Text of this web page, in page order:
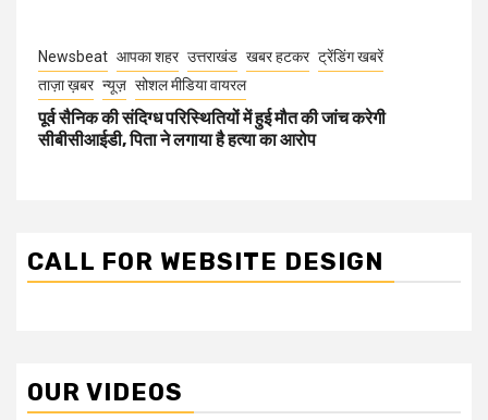
Newsbeat आपका शहर उत्तराखंड खबर हटकर ट्रेंडिंग खबरें
ताज़ा ख़बर न्यूज़ सोशल मीडिया वायरल
पूर्व सैनिक की संदिग्ध परिस्थितियों में हुई मौत की जांच करेगी
सीबीसीआईडी, पिता ने लगाया है हत्या का आरोप
CALL FOR WEBSITE DESIGN
OUR VIDEOS